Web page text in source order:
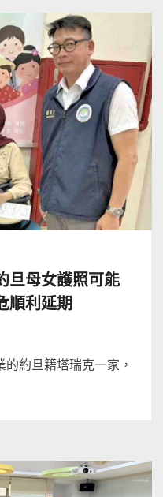
母女護照可能
順利延期
約旦籍塔瑞克一家，